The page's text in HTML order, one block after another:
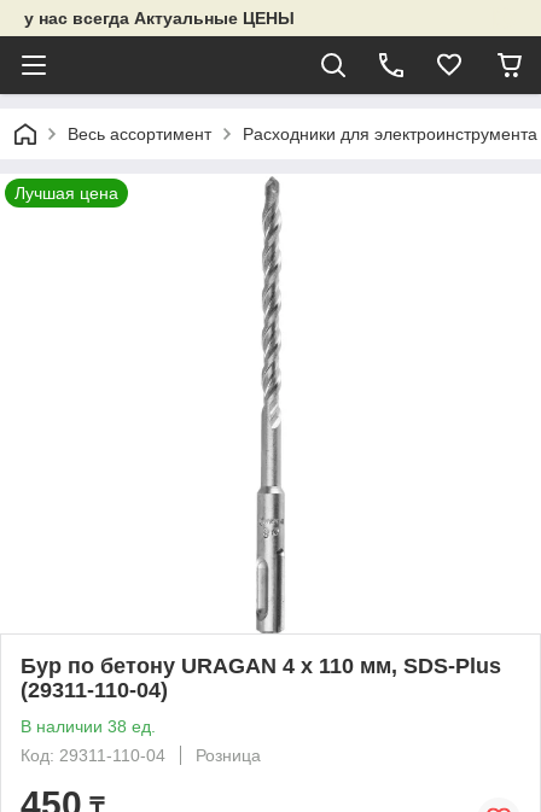
у нас всегда Актуальные ЦЕНЫ
Весь ассортимент Расходники для электроинструмента
Лучшая цена
Бур по бетону URAGAN 4 х 110 мм, SDS-Plus
(29311-110-04)
В наличии 38 ед.
Код: 29311-110-04
Розница
450